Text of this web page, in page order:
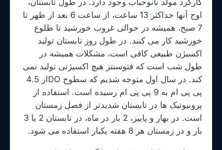
اوج آنها حداکثر 13 ساعت، از ساعت 6 بعد از ظهر تا
7 صبح، همیشه در حوالی غروب خورشید تا طلوع
خورشید کار می کنند. در طول روز تابستان تولید
اکسیژن طبیعی کافی است، مشکلات همیشه در
طول شب است که فتوسنتز هیچ اکسیژنی تولید نمی
کند. در سال اول متوجه شدیم که سطوح DOاز 4.5
پی پی ام به 9 پی پی ام رسیده است. استفاده از
پروبیوتیک ها در تابستان شدیدتر از فصل زمستان
است. در بهار و پاییز، 2 بار در ماه، در تابستان 2 یا 3
بار و در زمستان هر 8 هفته یکبار استفاده می شود.